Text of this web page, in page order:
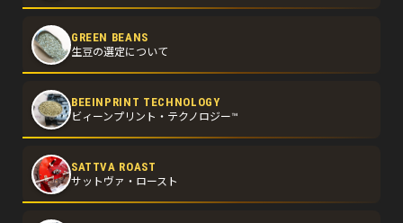
GREEN BEANS
生豆の選定について
BEEINPRINT TECHNOLOGY
ビィーンプリント・テクノロジー™
SATTVA ROAST
サットヴァ・ロースト